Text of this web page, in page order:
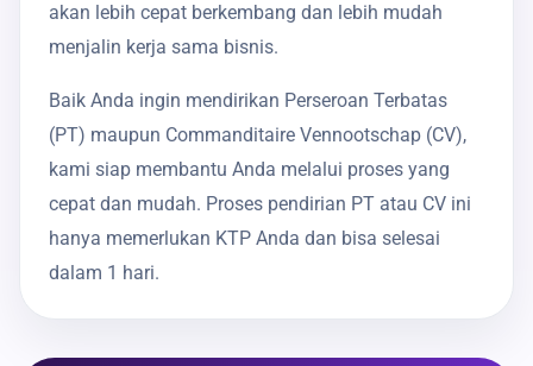
akan lebih cepat berkembang dan lebih mudah
menjalin kerja sama bisnis.
Baik Anda ingin mendirikan Perseroan Terbatas
(PT) maupun Commanditaire Vennootschap (CV),
kami siap membantu Anda melalui proses yang
cepat dan mudah. Proses pendirian PT atau CV ini
hanya memerlukan KTP Anda dan bisa selesai
dalam 1 hari.